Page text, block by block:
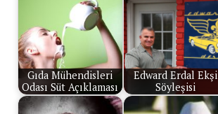
Gıda Mühendisleri
Odası Süt Açıklaması
Edward Erdal Ekşi
Söyleşisi